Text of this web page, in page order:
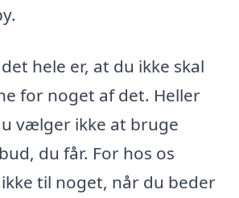
hele er, at du ikke skal
for noget af det. Heller
vælger ikke at bruge
du får. For hos os
til noget, når du beder